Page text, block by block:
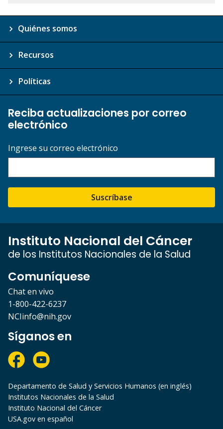
Quiénes somos
Recursos
Políticas
Reciba actualizaciones por correo
electrónico
Ingrese su correo electrónico
Suscríbase
Instituto Nacional del Cáncer
de los Institutos Nacionales de la Salud
Comuníquese
Chat en vivo
1-800-422-6237
NCIinfo@nih.gov
Síganos en
Departamento de Salud y Servicios Humanos (en inglés)
Institutos Nacionales de la Salud
Instituto Nacional del Cáncer
USA.gov en español